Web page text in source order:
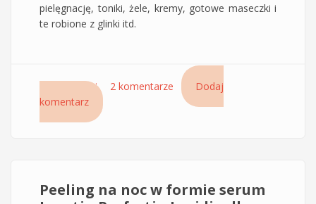
pielęgnację, toniki, żele, kremy, gotowe maseczki i
te robione z glinki itd.
Czytaj dalejwpis Krem Cera Plus Solution do cery
trądzikowej – recenzja i analiza składu
2 komentarze
Dodaj
komentarz
Peeling na noc w formie serum